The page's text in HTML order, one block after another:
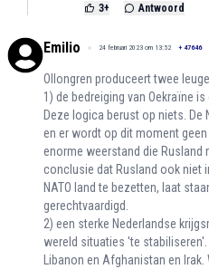
3+ Antwoord
Emilio 24 februari 2023 om 13:52 + 47646
Ollongren produceert twee
1) de bedreiging van Oekraïne
Deze logica berust op niets. De
en er wordt op dit moment geen
enorme weerstand die Rusland
conclusie dat Rusland ook niet
NATO land te bezetten, laat
gerechtvaardigd.
2) een sterke Nederlandse
wereld situaties 'te
Libanon en Afghanistan en